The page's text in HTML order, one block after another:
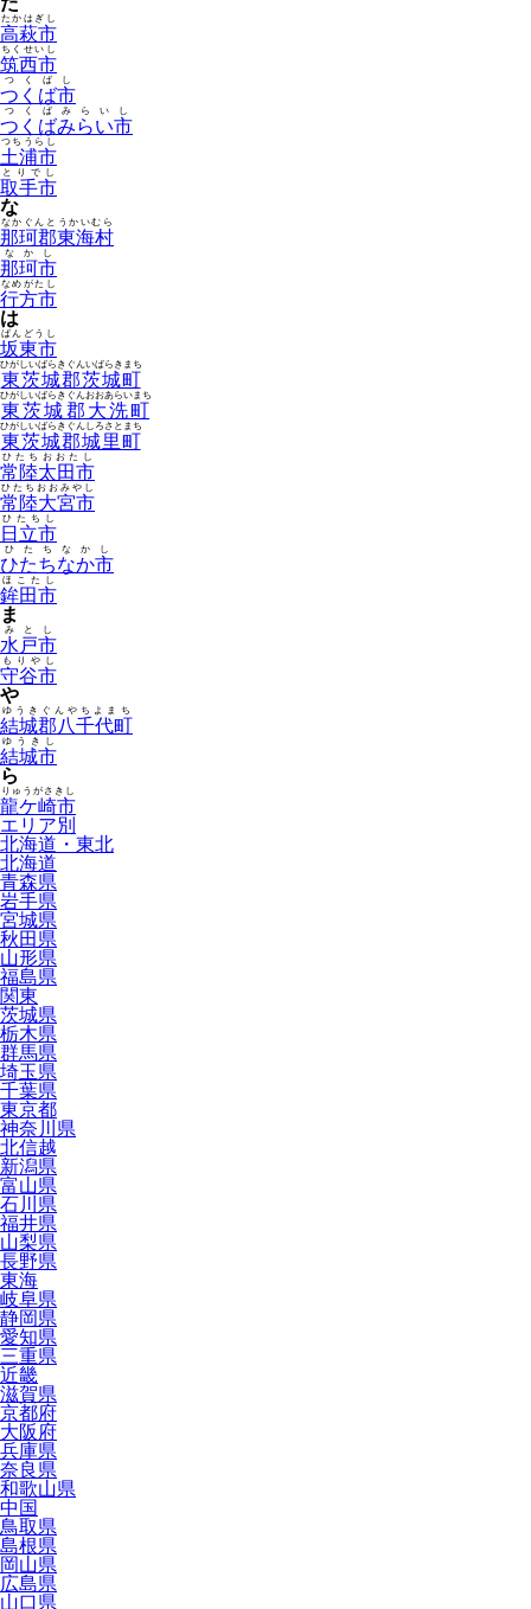
高萩市
たかはぎし
筑西市
ちくせいし
つくば市
つくばし
つくばみらい市
つくばみらいし
土浦市
つちうらし
取手市
とりでし
な
那珂郡東海村
なかぐんとうかいむら
那珂市
なかし
行方市
なめがたし
は
坂東市
ばんどうし
東茨城郡茨城町
ひがしいばらきぐんいばらきまち
東茨城郡大洗町
ひがしいばらきぐんおおあらいまち
東茨城郡城里町
ひがしいばらきぐんしろさとまち
常陸太田市
ひたちおおたし
常陸大宮市
ひたちおおみやし
日立市
ひたちし
ひたちなか市
ひたちなかし
鉾田市
ほこたし
ま
水戸市
みとし
守谷市
もりやし
や
結城郡八千代町
ゆうきぐんやちよまち
結城市
ゆうきし
ら
龍ケ崎市
りゅうがさきし
エリア別
北海道・東北
北海道
青森県
岩手県
宮城県
秋田県
山形県
福島県
関東
茨城県
栃木県
群馬県
埼玉県
千葉県
東京都
神奈川県
北信越
新潟県
富山県
石川県
福井県
山梨県
長野県
東海
岐阜県
静岡県
愛知県
三重県
近畿
滋賀県
京都府
大阪府
兵庫県
奈良県
和歌山県
中国
鳥取県
島根県
岡山県
広島県
山口県